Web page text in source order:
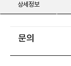
상세정보
문의